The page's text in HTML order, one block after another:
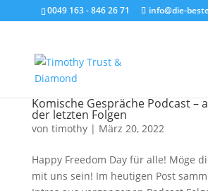
0049 163 - 846 26 71 info@die-
Komische Gespräche Podcast –
der letzten Folgen
von timothy| März 20, 2022
Happy Freedom Day für alle! Möge
mit uns sein! Im heutigen Post